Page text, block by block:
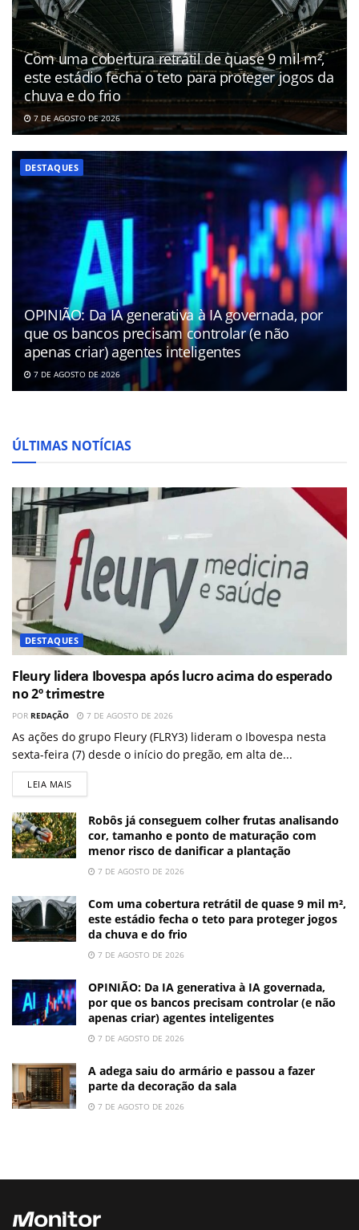
Com uma cobertura retrátil de quase 9 mil m²,
este estádio fecha o teto para proteger jogos da
chuva e do frio
7 DE AGOSTO DE 2026
DESTAQUES
OPINIÃO: Da IA generativa à IA governada, por
que os bancos precisam controlar (e não
apenas criar) agentes inteligentes
7 DE AGOSTO DE 2026
ÚLTIMAS NOTÍCIAS
DESTAQUES
Fleury lidera Ibovespa após lucro acima do esperado
no 2º trimestre
POR REDAÇÃO 7 DE AGOSTO DE 2026
As ações do grupo Fleury (FLRY3) lideram o Ibovespa nesta
sexta-feira (7) desde o início do pregão, em alta de...
LEIA MAIS
Robôs já conseguem colher frutas analisando
cor, tamanho e ponto de maturação com
menor risco de danificar a plantação
7 DE AGOSTO DE 2026
Com uma cobertura retrátil de quase 9 mil m²,
este estádio fecha o teto para proteger jogos
da chuva e do frio
7 DE AGOSTO DE 2026
OPINIÃO: Da IA generativa à IA governada,
por que os bancos precisam controlar (e não
apenas criar) agentes inteligentes
7 DE AGOSTO DE 2026
A adega saiu do armário e passou a fazer
parte da decoração da sala
7 DE AGOSTO DE 2026